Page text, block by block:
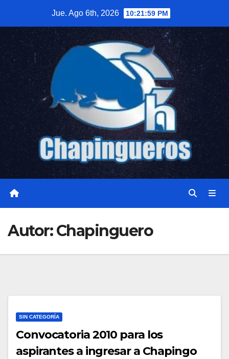
contenido
Jue. Ago 6th, 2026 10:22:00 PM
Autor:Chapinguero
SIN CATEGORÍA
Convocatoria 2010 para los
aspirantes a ingresar a Chapingo